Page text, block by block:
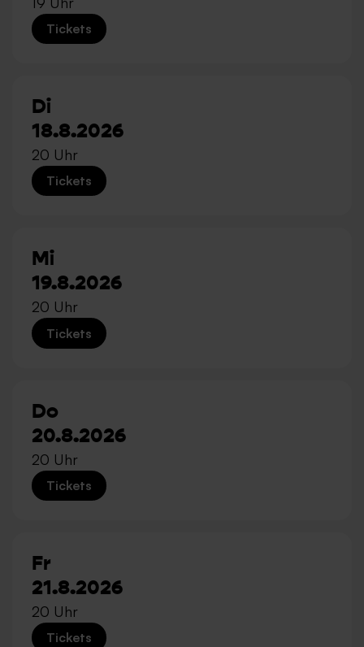
Tickets
Di
18.8.2026
20 Uhr
Tickets
Mi
19.8.2026
20 Uhr
Tickets
Do
20.8.2026
20 Uhr
Tickets
Fr
21.8.2026
20 Uhr
Tickets